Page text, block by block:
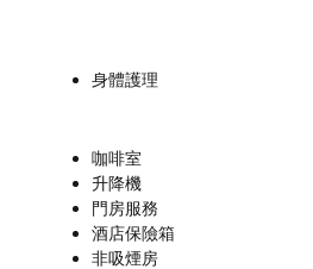
身體護理
咖啡室
升降機
門房服務
酒店保險箱
非吸煙房